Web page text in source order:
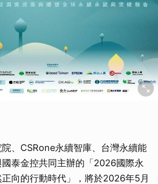
、CSRone永續智庫、台灣永續能
泰金控共同主辦的「2026國際永
向的行動時代」，將於2026年5月